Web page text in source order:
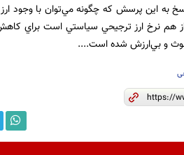
به اين پرسش كه چگونه مي‌توان با وجود
هم نرخ ارز ترجيحي سياستي است براي
و بي‌ارزش شده است....